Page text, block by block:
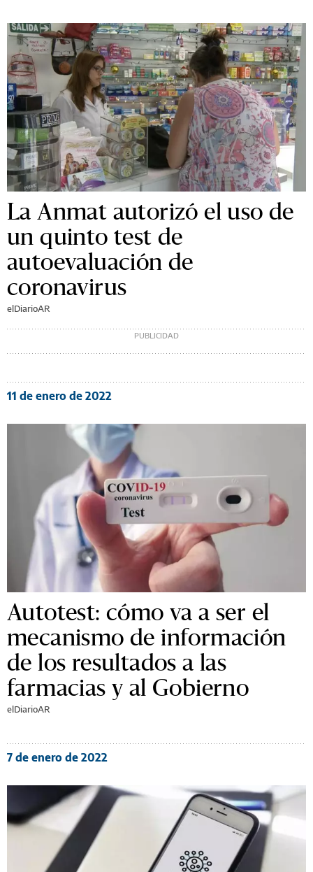
La Anmat autorizó el uso de
un quinto test de
autoevaluación de
coronavirus
elDiarioAR
11 de enero de 2022
Autotest: cómo va a ser el
mecanismo de información
de los resultados a las
farmacias y al Gobierno
elDiarioAR
7 de enero de 2022